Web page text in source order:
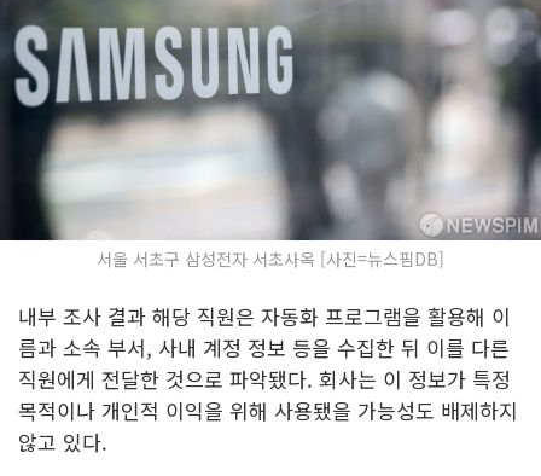
서울 서초구 삼성전자 서초사옥 [사진=뉴스핌DB]
내부 조사 결과 해당 직원은 자동화 프로그램을 활용해 이
름과 소속 부서, 사내 계정 정보 등을 수집한 뒤 이를 다른
직원에게 전달한 것으로 파악됐다. 회사는 이 정보가 특정
목적이나 개인적 이익을 위해 사용됐을 가능성도 배제하지
않고 있다.